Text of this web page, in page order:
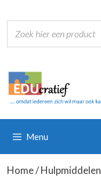
naar
inhoud
Menu
Home/Hulpmiddelen